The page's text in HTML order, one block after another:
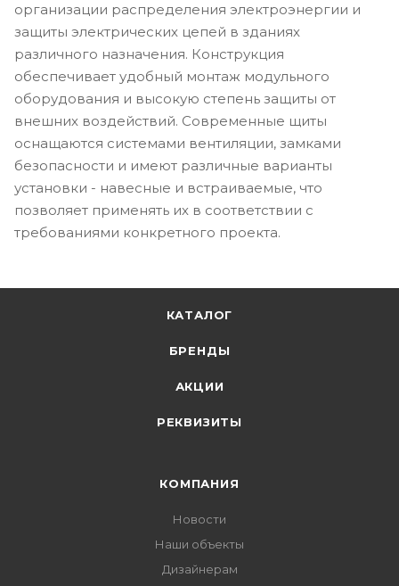
организации распределения электроэнергии и
защиты электрических цепей в зданиях
различного назначения. Конструкция
обеспечивает удобный монтаж модульного
оборудования и высокую степень защиты от
внешних воздействий. Современные щиты
оснащаются системами вентиляции, замками
безопасности и имеют различные варианты
установки - навесные и встраиваемые, что
позволяет применять их в соответствии с
требованиями конкретного проекта.
КАТАЛОГ
БРЕНДЫ
АКЦИИ
РЕКВИЗИТЫ
КОМПАНИЯ
Новости
Наши объекты
Дизайнерам